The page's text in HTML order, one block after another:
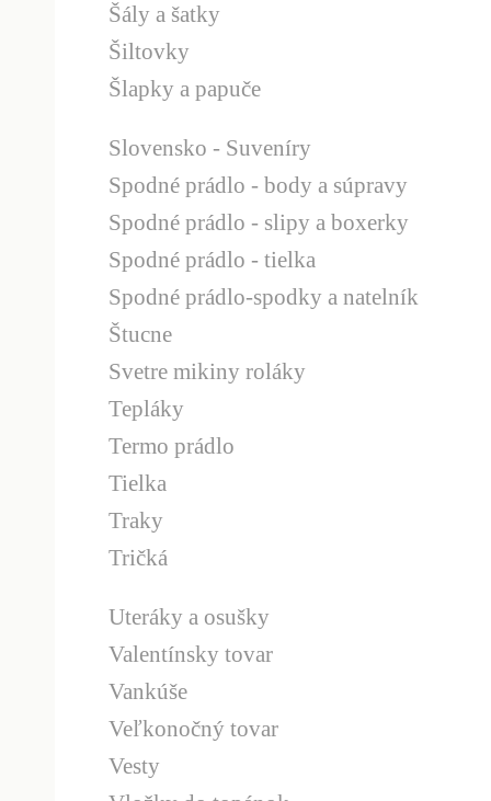
Šály a šatky
Šiltovky
Šlapky a papuče
Slovensko - Suveníry
Spodné prádlo - body a súpravy
Spodné prádlo - slipy a boxerky
Spodné prádlo - tielka
Spodné prádlo-spodky a natelník
Štucne
Svetre mikiny roláky
Tepláky
Termo prádlo
Tielka
Traky
Tričká
Uteráky a osušky
Valentínsky tovar
Vankúše
Veľkonočný tovar
Vesty